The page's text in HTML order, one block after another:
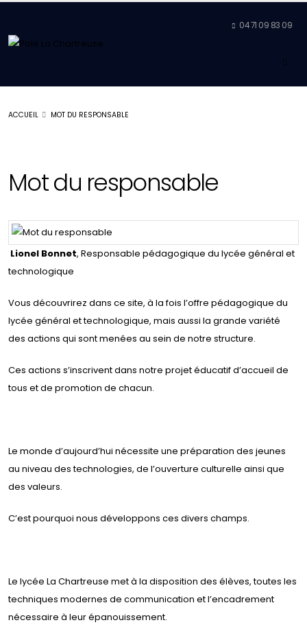
04 71 09 83 09
ACCUEIL MOT DU RESPONSABLE
Mot du responsable
Lionel Bonnet, Responsable pédagogique du lycée général et
technologique
Vous découvrirez dans ce site, à la fois l’offre pédagogique du
lycée général et technologique, mais aussi la grande variété
des actions qui sont menées au sein de notre structure.
Ces actions s’inscrivent dans notre projet éducatif d’accueil de
tous et de promotion de chacun.
Le monde d’aujourd’hui nécessite une préparation des jeunes
au niveau des technologies, de l’ouverture culturelle ainsi que
des valeurs.
C’est pourquoi nous développons ces divers champs.
Le lycée La Chartreuse met à la disposition des élèves, toutes les
techniques modernes de communication et l’encadrement
nécessaire à leur épanouissement.